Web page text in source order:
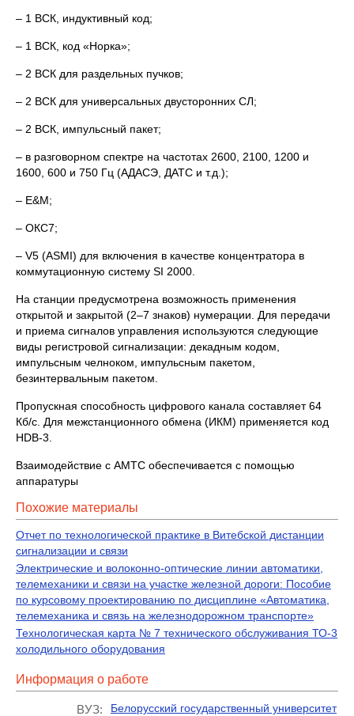
– 1 ВСК, индуктивный код;
– 1 ВСК, код «Норка»;
– 2 ВСК для раздельных пучков;
– 2 ВСК для универсальных двусторонних СЛ;
– 2 ВСК, импульсный пакет;
– в разговорном спектре на частотах 2600, 2100, 1200 и
1600, 600 и 750 Гц (АДАСЭ, ДАТС и т.д.);
– E&M;
– ОКС7;
– V5 (АSMI) для включения в качестве концентратора в
коммутационную систему SI 2000.
На станции предусмотрена возможность применения
открытой и закрытой (2–7 знаков) нумерации. Для передачи
и приема сигналов управления используются следующие
виды регистровой сигнализации: декадным кодом,
импульсным челноком, импульсным пакетом,
безинтервальным пакетом.
Пропускная способность цифрового канала составляет 64
Кб/с. Для межстанционного обмена (ИКМ) применяется код
HDB-3.
Взаимодействие с АМТС обеспечивается с помощью
аппаратуры
Похожие материалы
Отчет по технологической практике в Витебской дистанции
сигнализации и связи
Электрические и волоконно-оптические линии автоматики,
телемеханики и связи на участке железной дороги: Пособие
по курсовому проектированию по дисциплине «Автоматика,
телемеханика и связь на железнодорожном транспорте»
Технологическая карта № 7 технического обслуживания ТО-3
холодильного оборудования
Информация о работе
ВУЗ: Белорусский государственный университет